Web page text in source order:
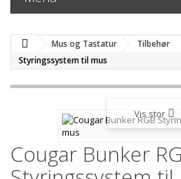
Mus og Tastatur Tilbehør
Styringssystem til mus
Vis stor
Cougar Bunker